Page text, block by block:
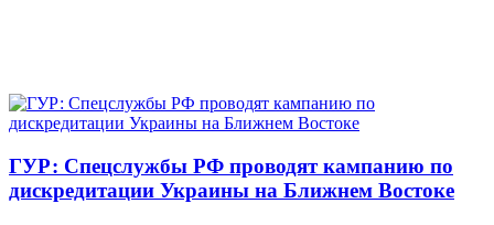
ГУР: Спецслужбы РФ проводят кампанию по
дискредитации Украины на Ближнем Востоке